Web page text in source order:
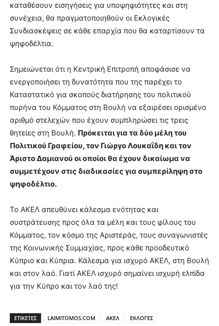
καταθέσουν εισηγήσεις για υποψηφιότητες και στη
συνέχεια, θα πραγματοποιηθούν οι Εκλογικές
Συνδιασκέψεις σε κάθε επαρχία που θα καταρτίσουν τα
ψηφοδέλτια.
Σημειώνεται ότι η Κεντρική Επιτροπή αποφάσισε να
ενεργοποιήσει τη δυνατότητα που της παρέχει το
Καταστατικό για σκοπούς διατήρησης του πολιτικού
πυρήνα του Κόμματος στη Βουλή να εξαιρέσει ορισμένο
αριθμό στελεχών που έχουν συμπληρώσει τις τρεις
θητείες στη Βουλή. Πρόκειται για τα δύο μέλη του
Πολιτικού Γραφείου, τον Γιώργο Λουκαΐδη και τον
Άριστο Δαμιανού οι οποίοι θα έχουν δικαίωμα να
συμμετέχουν στις διαδικασίες για συμπερίληψη στο
ψηφοδέλτιο.
Το ΑΚΕΛ απευθύνει κάλεσμα ενότητας και
συστράτευσης προς όλα τα μέλη και τους φίλους του
Κόμματος, τον κόσμο της Αριστεράς, τους συναγωνιστές
της Κοινωνικής Συμμαχίας, προς κάθε προοδευτικό
Κύπριο και Κύπρια. Κάλεσμα για ισχυρό ΑΚΕΛ, στη Βουλή
και στον λαό. Γιατί ΑΚΕΛ ισχυρό σημαίνει ισχυρή ελπίδα
για την Κύπρο και τον λαό της!
ΕΤΙΚΕΤΕΣ LAIMITOMOS.COM ΑΚΕΛ ΕΚΛΟΓΕΣ